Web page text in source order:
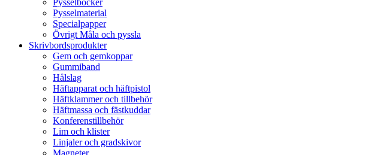
Pysselböcker
Pysselmaterial
Specialpapper
Övrigt Måla och pyssla
Skrivbordsprodukter
Gem och gemkoppar
Gummiband
Hålslag
Häftapparat och häftpistol
Häftklammer och tillbehör
Häftmassa och fästkuddar
Konferenstillbehör
Lim och klister
Linjaler och gradskivor
Magneter